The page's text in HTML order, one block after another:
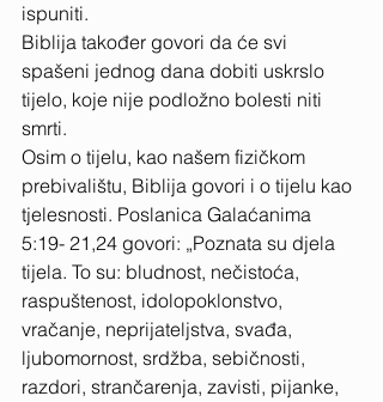
ispuniti.
Biblija također govori da će svi
spašeni jednog dana dobiti uskrslo
tijelo, koje nije podložno bolesti niti
smrti.
Osim o tijelu, kao našem fizičkom
prebivalištu, Biblija govori i o tijelu kao
tjelesnosti. Poslanica Galaćanima
5:19- 21,24 govori: „Poznata su djela
tijela. To su: bludnost, nečistoća,
raspuštenost, idolopoklonstvo,
vračanje, neprijateljstva, svađa,
ljubomornost, srdžba, sebičnosti,
razdori, strančarenja, zavisti, pijanke,